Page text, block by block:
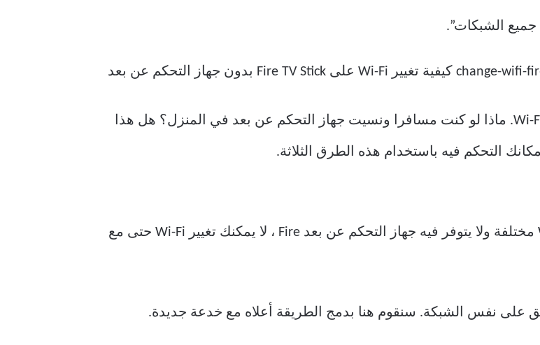
جميع الشبكات”.
تطلب منك الطريقة أعلاه أن تكون على نفس شبكة Wi-Fi. ماذا لو كنت مسافرا ونسيت جهاز التحكم عن بعد في المنزل؟ هل هذا
عندما تكون في فندق ، أو في مكان لديك شبكة Wi-Fi مختلفة ولا يتوفر فيه جهاز التحكم عن بعد Fire ، لا يمكنك تغيير Wi-Fi حتى مع